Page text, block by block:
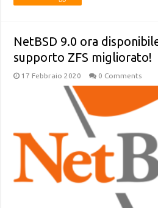
NetBSD 9.0 ora
supporto ZFS migliorato!
17 Febbraio 2020 0 Comments